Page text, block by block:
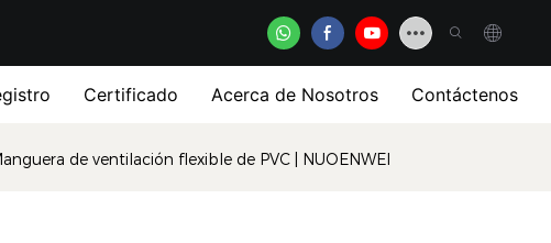
Certificado Acerca de Nosotros Contáctenos
de ventilación flexible de PVC | NUOENWEI